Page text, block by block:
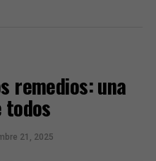
remedios: una
todos
21, 2025